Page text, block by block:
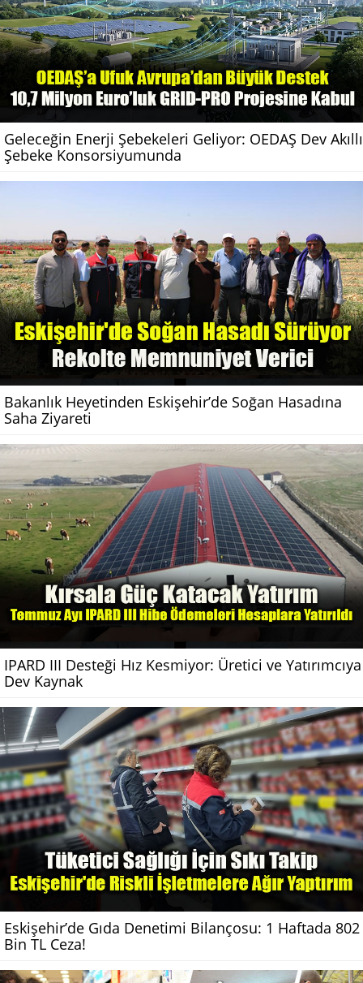
Geleceğin Enerji Şebekeleri Geliyor: OEDAŞ Dev Akıllı
Şebeke Konsorsiyumunda
Bakanlık Heyetinden Eskişehir’de Soğan Hasadına
Saha Ziyareti
IPARD III Desteği Hız Kesmiyor: Üretici ve Yatırımcıya
Dev Kaynak
Eskişehir’de Gıda Denetimi Bilançosu: 1 Haftada 802
Bin TL Ceza!